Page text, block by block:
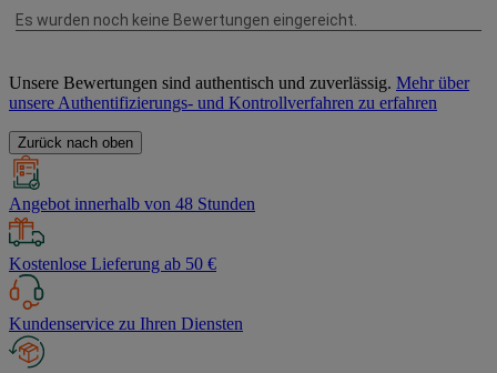
Unsere Bewertungen sind authentisch und zuverlässig. Mehr über
unsere Authentifizierungs- und Kontrollverfahren zu erfahren
Zurück nach oben
Angebot innerhalb von 48 Stunden
Kostenlose Lieferung ab 50 €
Kundenservice zu Ihren Diensten